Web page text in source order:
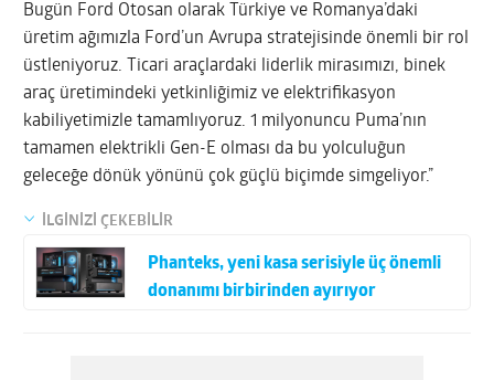
Bugün Ford Otosan olarak Türkiye ve Romanya’daki
üretim ağımızla Ford’un Avrupa stratejisinde önemli bir rol
üstleniyoruz. Ticari araçlardaki liderlik mirasımızı, binek
araç üretimindeki yetkinliğimiz ve elektrifikasyon
kabiliyetimizle tamamlıyoruz. 1 milyonuncu Puma’nın
tamamen elektrikli Gen-E olması da bu yolculuğun
geleceğe dönük yönünü çok güçlü biçimde simgeliyor.”
İLGİNİZİ ÇEKEBİLİR
Phanteks, yeni kasa serisiyle üç önemli
donanımı birbirinden ayırıyor